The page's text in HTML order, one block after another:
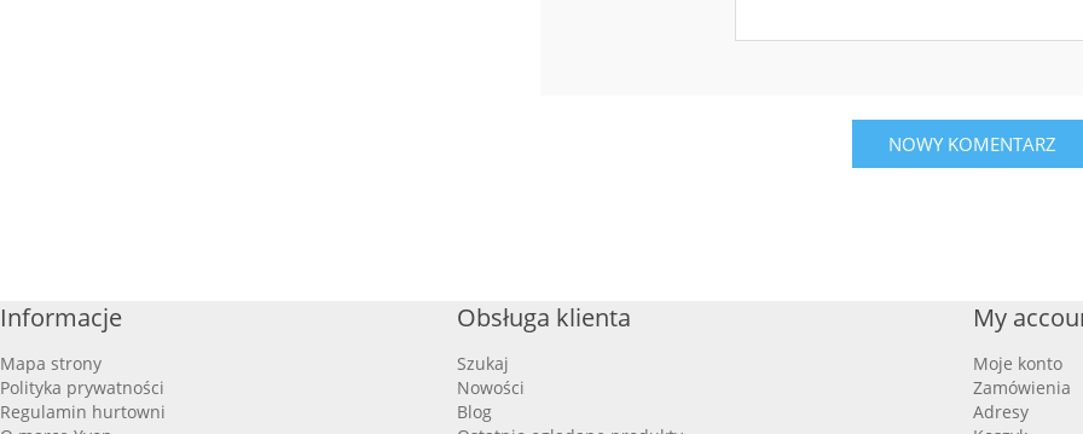
NOWY KOMENTARZ
Informacje
Mapa strony
Polityka prywatności
Regulamin hurtowni
Obsługa klienta
Szukaj
Nowości
Blog
My
Moje konto
Zamówienia
Adresy